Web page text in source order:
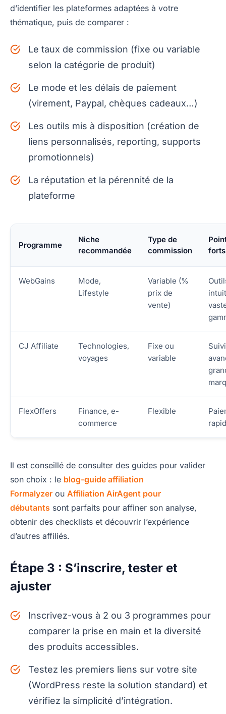
d’identifier les plateformes adaptées à votre
thématique, puis de comparer :
Le taux de commission (fixe ou variable
selon la catégorie de produit)
Le mode et les délais de paiement
(virement, Paypal, chèques cadeaux…)
Les outils mis à disposition (création de
liens personnalisés, reporting, supports
promotionnels)
La réputation et la pérennité de la
plateforme
Programme
Niche
recommandée
Type de
commission
forts
WebGains
Mode,
Lifestyle
Variable (%
prix de
vente)
CJ Affiliate
Technologies,
voyages
Fixe ou
variable
Suivi
FlexOffers
Finance, e-
commerce
Flexible
Il est conseillé de consulter des guides pour valider
son choix : le blog-guide affiliation
Formalyzer ou Affiliation AirAgent pour
débutants sont parfaits pour affiner son analyse,
obtenir des checklists et découvrir l’expérience
d’autres affiliés.
Étape 3 : S’inscrire, tester et
ajuster
Inscrivez-vous à 2 ou 3 programmes pour
comparer la prise en main et la diversité
des produits accessibles.
Testez les premiers liens sur votre site
(WordPress reste la solution standard) et
vérifiez la simplicité d’intégration.